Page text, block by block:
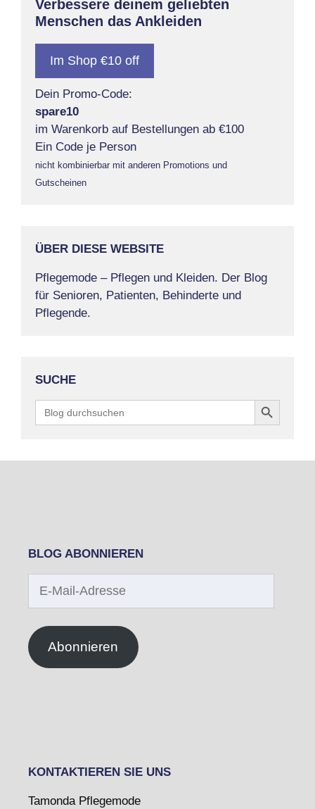
Verbessere deinem geliebten
Menschen das Ankleiden
Im Shop €10 off
Dein Promo-Code:
spare10
im Warenkorb auf Bestellungen ab €100
Ein Code je Person
nicht kombinierbar mit anderen Promotions und
Gutscheinen
ÜBER DIESE WEBSITE
Pflegemode – Pflegen und Kleiden. Der Blog
für Senioren, Patienten, Behinderte und
Pflegende.
SUCHE
Search
for:
Search Button
BLOG ABONNIEREN
Mail-
Abonnieren
KONTAKTIEREN SIE UNS
Tamonda Pflegemode